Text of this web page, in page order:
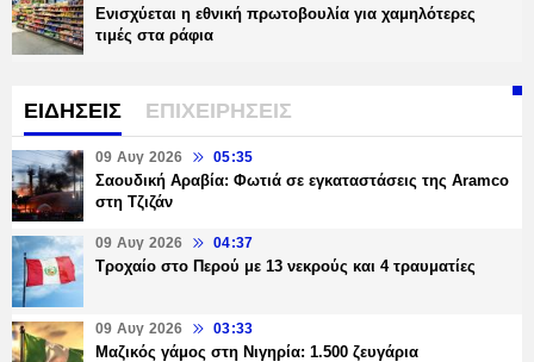
Ενισχύεται η εθνική πρωτοβουλία για χαμηλότερες
τιμές στα ράφια
ΕΙΔΗΣΕΙΣ ΕΠΙΧΕΙΡΗΣΕΙΣ
09 Αυγ 2026 05:35
Σαουδική Αραβία: Φωτιά σε εγκαταστάσεις της Aramco
στη Τζιζάν
09 Αυγ 2026 04:37
Τροχαίο στο Περού με 13 νεκρούς και 4 τραυματίες
09 Αυγ 2026 03:33
Μαζικός γάμος στη Νιγηρία: 1.500 ζευγάρια